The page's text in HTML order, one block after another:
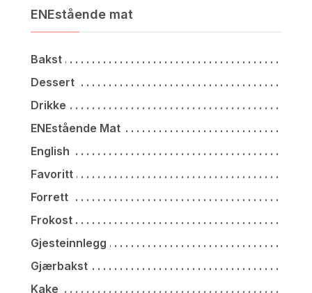
ENEstående mat
Bakst
Dessert
Drikke
ENEstående Mat
English
Favoritt
Forrett
Frokost
Gjesteinnlegg
Gjærbakst
Kake